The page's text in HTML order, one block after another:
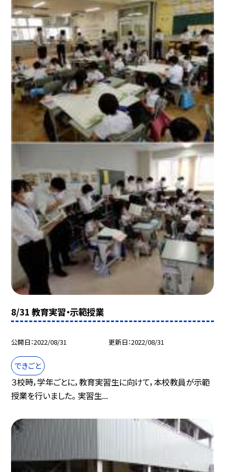
8/31 教育実習・示範授業
公開日 2022/08/31 更新日 2022/08/31
できごと
３校時，学年ごとに，教育実習生に向けて，本校教員が示範
授業を行いました。 実習生...